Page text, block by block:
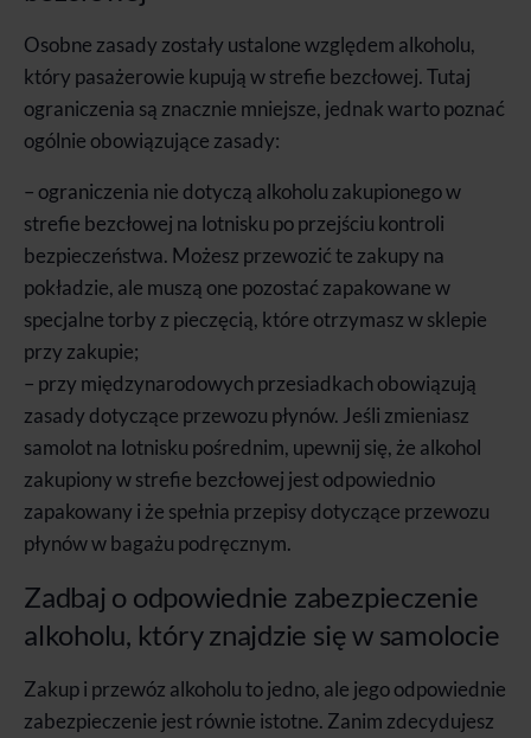
Osobne zasady zostały ustalone względem alkoholu,
który pasażerowie kupują w strefie bezcłowej. Tutaj
ograniczenia są znacznie mniejsze, jednak warto poznać
ogólnie obowiązujące zasady:
– ograniczenia nie dotyczą alkoholu zakupionego w
strefie bezcłowej na lotnisku po przejściu kontroli
bezpieczeństwa. Możesz przewozić te zakupy na
pokładzie, ale muszą one pozostać zapakowane w
specjalne torby z pieczęcią, które otrzymasz w sklepie
przy zakupie;
– przy międzynarodowych przesiadkach obowiązują
zasady dotyczące przewozu płynów. Jeśli zmieniasz
samolot na lotnisku pośrednim, upewnij się, że alkohol
zakupiony w strefie bezcłowej jest odpowiednio
zapakowany i że spełnia przepisy dotyczące przewozu
płynów w bagażu podręcznym.
Zadbaj o odpowiednie zabezpieczenie
alkoholu, który znajdzie się w samolocie
Zakup i przewóz alkoholu to jedno, ale jego odpowiednie
zabezpieczenie jest równie istotne. Zanim zdecydujesz